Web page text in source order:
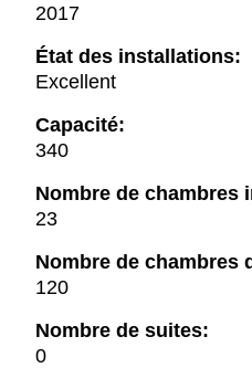
2017
État des installations:
Excellent
Capacité:
340
Nombre de chambres
23
Nombre de chambres
120
Nombre de suites:
0